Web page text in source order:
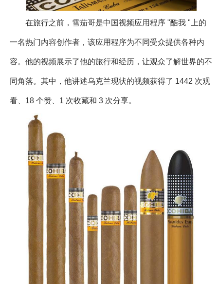
在旅行之前，雪茄哥是中国视频应用程序 "酷我 "上的
一名热门内容创作者，该应用程序为不同受众提供各种内
容。他的视频展示了他的旅行和经历，让观众了解世界的不
同角落。其中，他讲述乌克兰现状的视频获得了 1442 次观
看、18 个赞、1 次收藏和 3 次分享。